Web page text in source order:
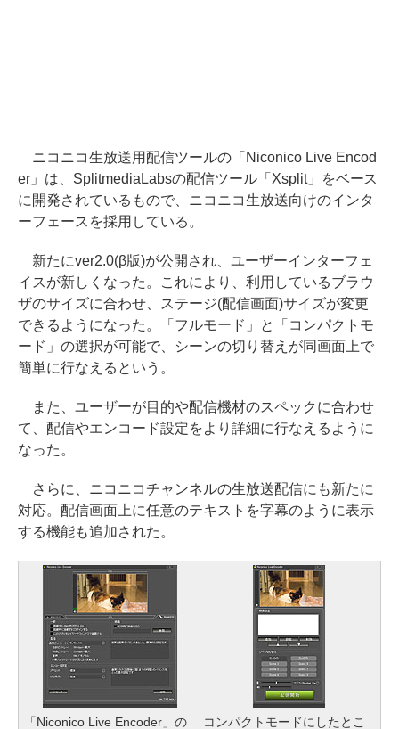
ニコニコ生放送用配信ツールの「Niconico Live Encod
er」は、SplitmediaLabsの配信ツール「Xsplit」をベース
に開発されているもので、ニコニコ生放送向けのインタ
ーフェースを採用している。
新たにver2.0(β版)が公開され、ユーザーインターフェ
イスが新しくなった。これにより、利用しているブラウ
ザのサイズに合わせ、ステージ(配信画面)サイズが変更
できるようになった。「フルモード」と「コンパクトモ
ード」の選択が可能で、シーンの切り替えが同画面上で
簡単に行なえるという。
また、ユーザーが目的や配信機材のスペックに合わせ
て、配信やエンコード設定をより詳細に行なえるように
なった。
さらに、ニコニコチャンネルの生放送配信にも新たに
対応。配信画面上に任意のテキストを字幕のように表示
する機能も追加された。
「Niconico Live Encoder」の コンパクトモードにしたとこ